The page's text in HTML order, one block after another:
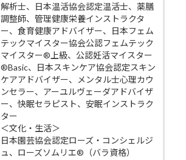
解析士、日本温活協会認定温活士、薬膳
調整師、管理健康栄養インストラクタ
ー、食育健康アドバイザー、日本フェム
テックマイスター協会公認フェムテック
マイスター®上級、公認妊活マイスター
®Basic、日本スキンケア協会認定スキン
ケアアドバイザー、メンタル士心理カウ
ンセラー、アーユルヴェーダアドバイザ
ー、快眠セラピスト、安眠インストラク
ター
＜文化・生活＞
日本園芸協会認定ローズ・コンシェルジ
ュ、ローズソムリエ®（バラ資格）